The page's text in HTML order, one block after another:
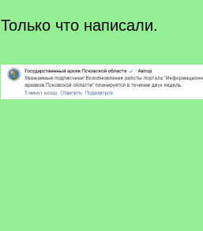
Только что написали.